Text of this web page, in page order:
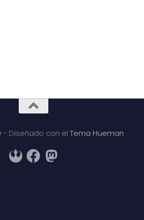
- Diseñado con el Tema Hueman